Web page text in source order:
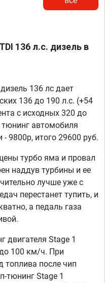
136 л.с. дизель в
136 лс дает
136 до 190 л.с. (+54
с исходных 320 до
автомобиля
9800р, итого 29600 руб.
турбо яма и провал
наддув турбины и ее
лучше уже с
перестанет тупить, и
а педаль газа
двигателя Stage 1
100 км/ч. При
топлива после чип
тюнинг Stage 1